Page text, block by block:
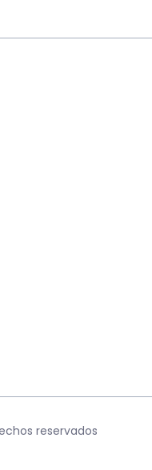
reservados